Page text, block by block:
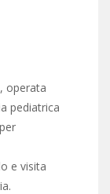
operata
pediatrica
e visita